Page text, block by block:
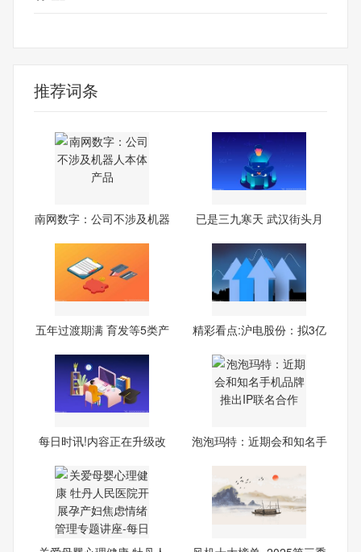
推荐词条
南网数字：公司不涉及机器
已是三九寒天 武汉街头月
五年过渡期满 育发等5类产
精彩看点:沪电股份：拟3亿
每日时讯!内容正在升级改
泡泡玛特：近期会和知名手